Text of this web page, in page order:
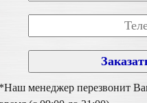
*Наш менеджер перезвонит